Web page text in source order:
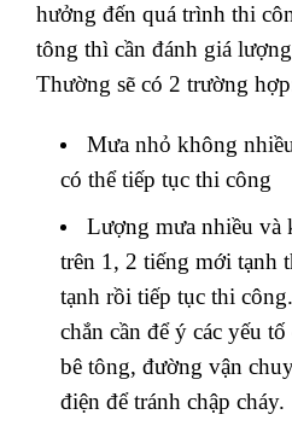
hưởng đến quá trình thi
tông thì cần đánh giá
Thường sẽ có 2 trường
Mưa nhỏ không
có thể tiếp tục thi công
Lượng mưa nhiều và
trên 1, 2 tiếng mới tạnh
tạnh rồi tiếp tục thi
chắn cần để ý các yếu
bê tông, đường vận
điện để tránh chập cháy.